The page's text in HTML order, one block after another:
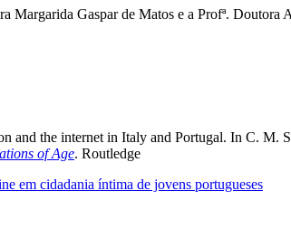
Gaspar de Matos e a Profª.
and the internet in Italy and Portugal. In C.
of Age. Routledge
em cidadania íntima de jovens portugueses